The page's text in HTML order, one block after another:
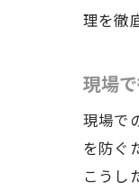
理を徹
現場
現場で
を防ぐ
こうし